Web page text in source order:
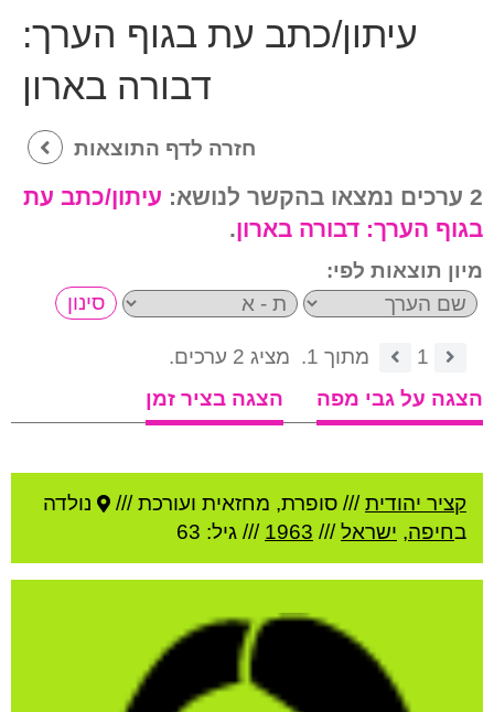
עיתון/כתב עת בגוף הערך:
דבורה בארון
חזרה לדף התוצאות
2 ערכים נמצאו בהקשר לנושא:
עיתון/כתב עת
בגוף הערך: דבורה בארון.
מיון תוצאות לפי:
1 מתוך 1.
מציג 2 ערכים.
הצגה על גבי מפה
הצגה בציר זמן
קציר יהודית/// סופרת, מחזאית ועורכת ///
נולדה
בחיפה, ישראל///
1963 /// גיל: 63